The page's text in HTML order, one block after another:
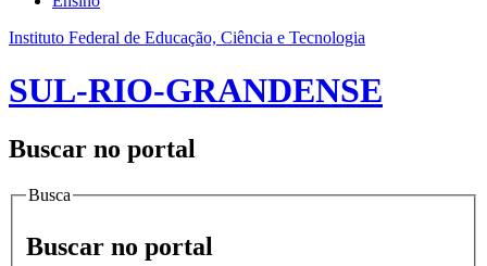
Instituto Federal de Educação, Ciência e Tecnologia
SUL-RIO-GRANDENSE
Buscar no portal
Busca
Buscar no portal